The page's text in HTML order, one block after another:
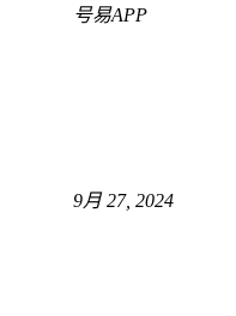
号易APP
9月 27, 2024